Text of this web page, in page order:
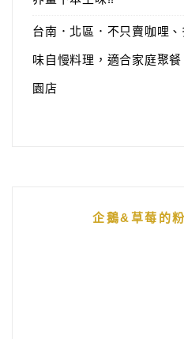
台南．北區．不只賣咖哩
味自慢料理，適合家庭聚
園店
企鵝&草莓的